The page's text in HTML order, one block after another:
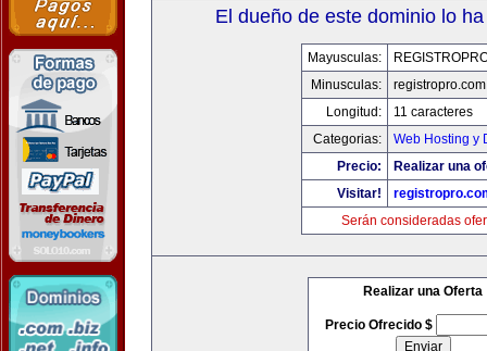
El dueño de este dominio lo
Mayusculas:
Minusculas:
registropro.com
Longitud:
11 caracteres
Categorias:
Web Hosting y
Precio:
Realizar una
Visitar!
Serán consideradas
Realizar una Oferta
Precio Ofrecido $